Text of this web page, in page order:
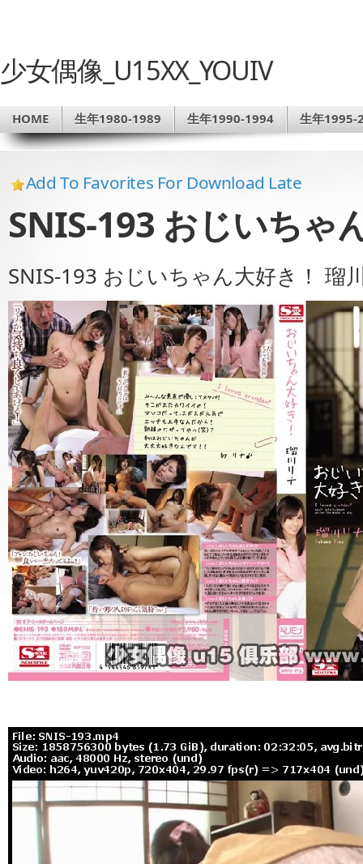
少女偶像_U15XX_YOUIV
HOME 生年1980-1989 生年1990-1994 生年1995-
Add To Favorites For Download Late
SNIS-193 おじいちゃ
SNIS-193 おじいちゃん大好き！ 瑠